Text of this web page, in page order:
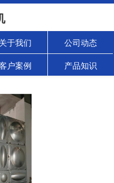
关于我们 公司动态
户案例 产品知识